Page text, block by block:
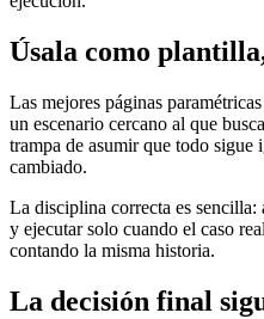
Úsala como
Las mejores páginas
un escenario cercano al que
trampa de asumir que todo sigue
cambiado.
La disciplina correcta es sencilla:
y ejecutar solo cuando el caso
contando la misma historia.
La decisión final